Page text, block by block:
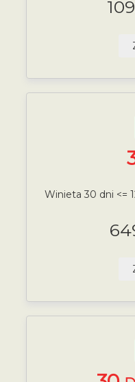
Winieta 30 dni <=